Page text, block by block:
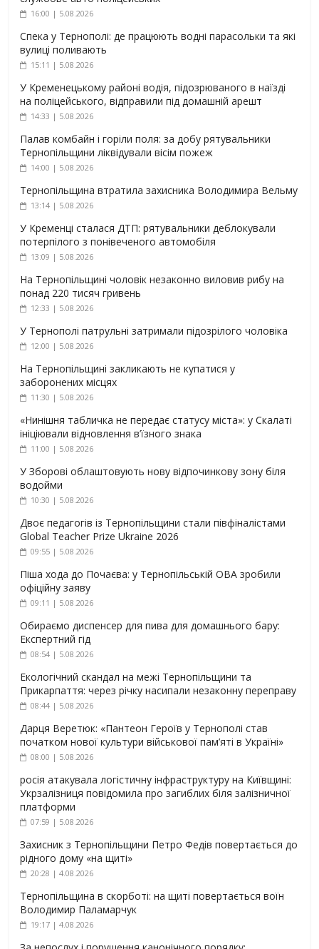
16:00 | 5.08.2026
Спека у Тернополі: де працюють водні парасольки та які
вулиці поливають
15:11 | 5.08.2026
У Кременецькому районі водія, підозрюваного в наїзді
на поліцейського, відправили під домашній арешт
14:33 | 5.08.2026
Палав комбайн і горіли поля: за добу рятувальники
Тернопільщини ліквідували вісім пожеж
14:00 | 5.08.2026
Тернопільщина втратила захисника Володимира Вельму
13:14 | 5.08.2026
У Кременці сталася ДТП: рятувальники деблокували
потерпілого з понівеченого автомобіля
13:09 | 5.08.2026
На Тернопільщині чоловік незаконно виловив рибу на
понад 220 тисяч гривень
12:33 | 5.08.2026
У Тернополі патрульні затримали підозрілого чоловіка
12:00 | 5.08.2026
На Тернопільщині закликають не купатися у
заборонених місцях
11:30 | 5.08.2026
«Нинішня табличка не передає статусу міста»: у Скалаті
ініціювали відновлення в’їзного знака
11:00 | 5.08.2026
У Зборові облаштовують нову відпочинкову зону біля
водойми
10:30 | 5.08.2026
Двоє педагогів із Тернопільщини стали півфіналістами
Global Teacher Prize Ukraine 2026
09:55 | 5.08.2026
Піша хода до Почаєва: у Тернопільській ОВА зробили
офіційну заяву
09:11 | 5.08.2026
Обираємо диспенсер для пива для домашнього бару:
Експертний гід
08:54 | 5.08.2026
Екологічний скандал на межі Тернопільщини та
Прикарпаття: через річку насипали незаконну переправу
08:44 | 5.08.2026
Дарця Веретюк: «Пантеон Героїв у Тернополі став
початком нової культури військової пам’яті в Україні»
08:00 | 5.08.2026
росія атакувала логістичну інфраструктуру на Київщині:
Укрзалізниця повідомила про загиблих біля залізничної
платформи
07:59 | 5.08.2026
Захисник з Тернопільщини Петро Федів повертається до
рідного дому «на щиті»
20:28 | 4.08.2026
Тернопільщина в скорботі: на щиті повертається воїн
Володимир Паламарчук
19:17 | 4.08.2026